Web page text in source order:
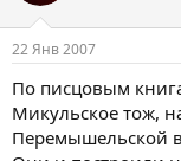
т
е
м
ы
а
л
22 Янв 2007
По писцовым
Микульское тож,
Перемышельской